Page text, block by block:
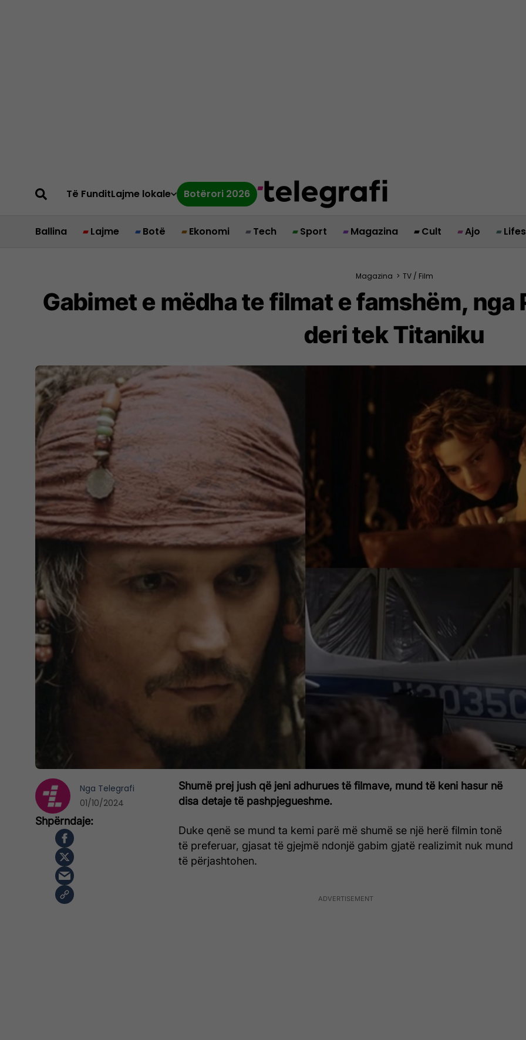
Të FunditLajme lokale Botërori 2026
Ballina Lajme Botë Ekonomi Tech Sport Magazina Cult Ajo
Magazina > TV / Film
Gabimet e mëdha te filmat e famshëm, nga
deri tek Titaniku
Shumë prej jush që jeni adhurues të filmave, mund të keni hasur në
disa detaje të pashpjegueshme.
Duke qenë se mund ta kemi parë më shumë se një herë filmin tonë
të preferuar, gjasat të gjejmë ndonjë gabim gjatë realizimit nuk mund
të përjashtohen.
Nga Telegrafi
01/10/2024